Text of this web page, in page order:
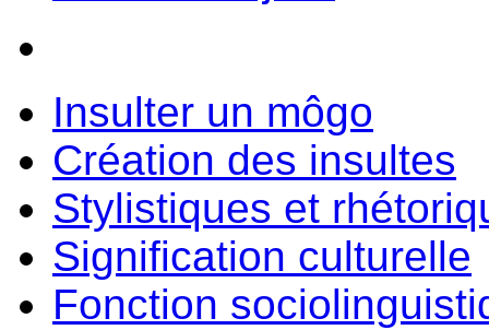
Insulter un môgo
Création des insultes
Stylistiques et
Signification culturelle
Fonction